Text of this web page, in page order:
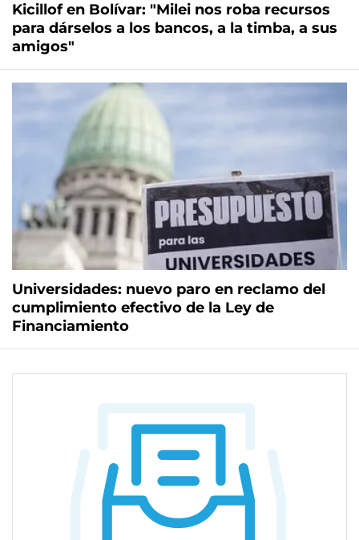
Kicillof en Bolívar: "Milei nos roba recursos
para dárselos a los bancos, a la timba, a sus
amigos"
Universidades: nuevo paro en reclamo del
cumplimiento efectivo de la Ley de
Financiamiento